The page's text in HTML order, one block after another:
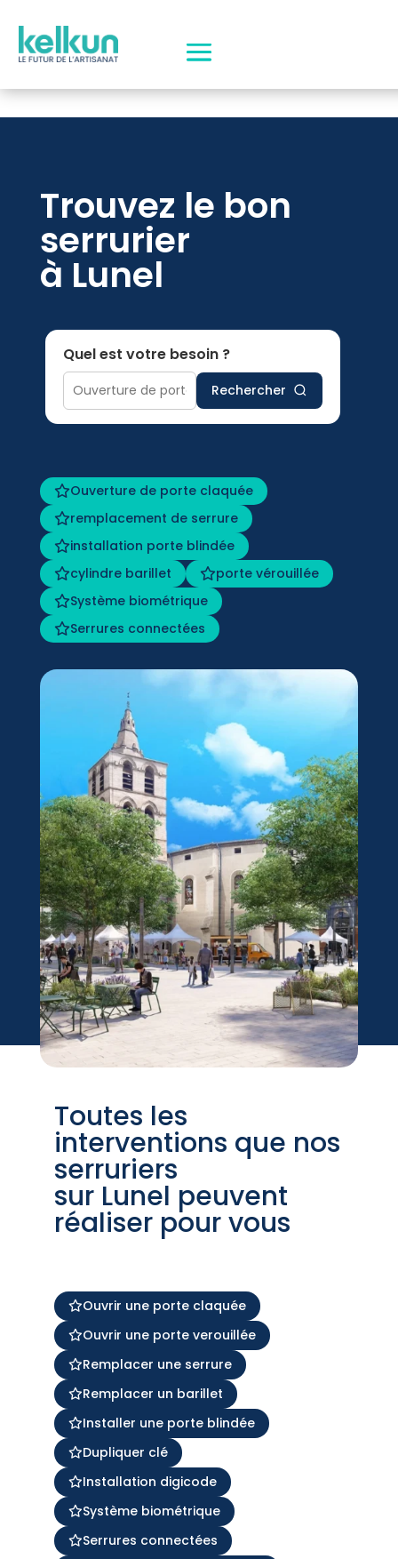
Trouvez le bon
serrurier
à Lunel
Quel est votre besoin ?
Rechercher
Ouverture de porte claquée
remplacement de serrure
installation porte blindée
cylindre barillet
porte vérouillée
Système biométrique
Serrures connectées
Toutes les
interventions que nos
serruriers
sur Lunel peuvent
réaliser pour vous
Ouvrir une porte claquée
Ouvrir une porte verouillée
Remplacer une serrure
Remplacer un barillet
Installer une porte blindée
Dupliquer clé
Installation digicode
Système biométrique
Serrures connectées